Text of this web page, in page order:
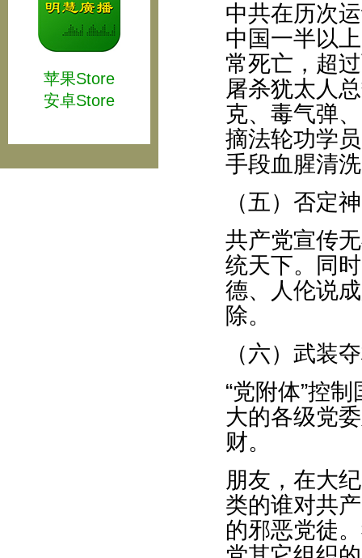
苹果Store
安卓Store
中共在历次
中国一半以
常死亡，超
屠杀犹太人
克、毒气弹
摘法轮功学
手段血腥清
（五）否定
共产党宣传
统天下。同
德、人伦说
除。
（六）武装
“党附体”控
大的各级党
财。
朋友，在大
类的谁对共
的邪恶党徒